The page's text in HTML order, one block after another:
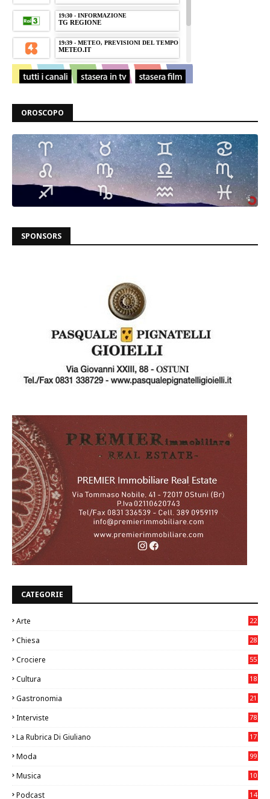
OROSCOPO
SPONSORS
CATEGORIE
Arte
22
Chiesa
28
Crociere 55
Cultura
18
Gastronomia
21
Interviste 78
La Rubrica Di Giuliano
17
Moda 99
Musica
10
Podcast 14